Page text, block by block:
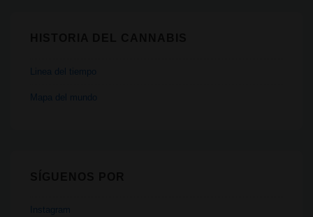
Linea del tiempo
Mapa del mundo
Instagram